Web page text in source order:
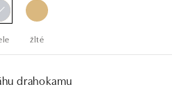
žlté
drahokamu